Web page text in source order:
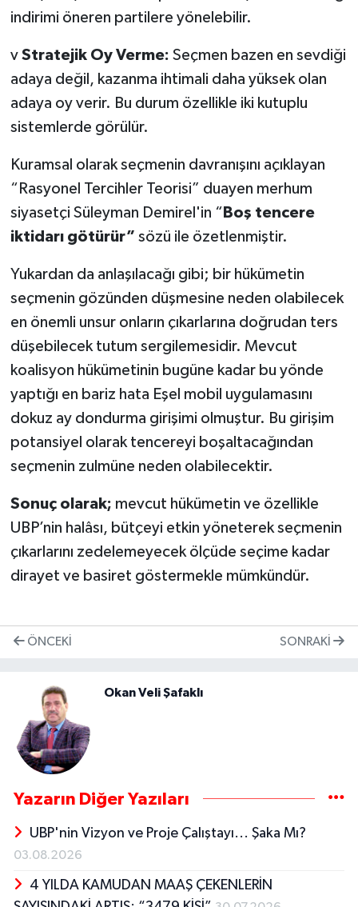
indirimi öneren partilere yönelebilir.
v Stratejik Oy Verme: Seçmen bazen en sevdiği
adaya değil, kazanma ihtimali daha yüksek olan
adaya oy verir. Bu durum özellikle iki kutuplu
sistemlerde görülür.
Kuramsal olarak seçmenin davranışını açıklayan
“Rasyonel Tercihler Teorisi” duayen merhum
siyasetçi Süleyman Demirel'in “ Boş tencere
iktidarı götürür” sözü ile özetlenmiştir.
Yukardan da anlaşılacağı gibi; bir hükümetin
seçmenin gözünden düşmesine neden olabilecek
en önemli unsur onların çıkarlarına doğrudan ters
düşebilecek tutum sergilemesidir. Mevcut
koalisyon hükümetinin bugüne kadar bu yönde
yaptığı en bariz hata Eşel mobil uygulamasını
dokuz ay dondurma girişimi olmuştur. Bu girişim
potansiyel olarak tencereyi boşaltacağından
seçmenin zulmüne neden olabilecektir.
Sonuç olarak; mevcut hükümetin ve özellikle
UBP’nin halâsı, bütçeyi etkin yöneterek seçmenin
çıkarlarını zedelemeyecek ölçüde seçime kadar
dirayet ve basiret göstermekle mümkündür.
ÖNCEKI SONRAKI
Okan Veli Şafaklı
Yazarın Diğer Yazıları
UBP'nin Vizyon ve Proje Çalıştayı... Şaka Mı?
03.08.2026
4 YILDA KAMUDAN MAAŞ ÇEKENLERİN